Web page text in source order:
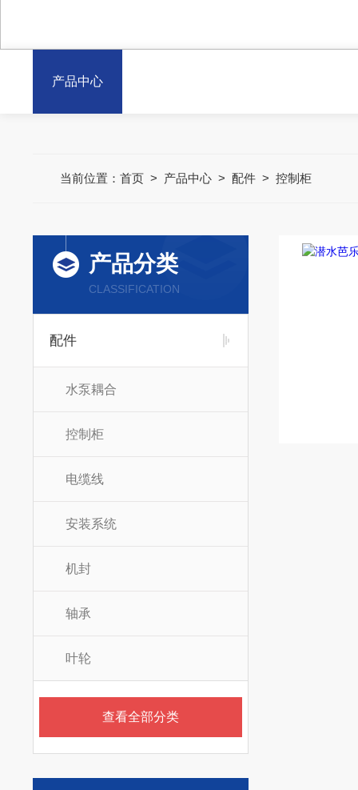
产品中心
当前位置： 首页> 产品中心> 配件> 控制柜
产品分类
CLASSIFICATION
配件
水泵耦合
控制柜
电缆线
安装系统
机封
轴承
叶轮
查看全部分类